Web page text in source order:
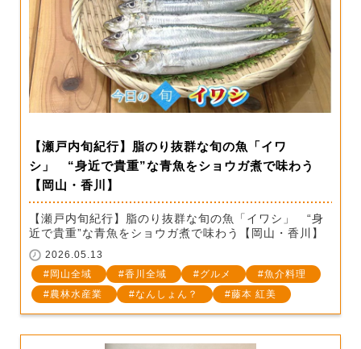
【瀬戸内旬紀行】脂のり抜群な旬の魚「イワ
シ」 “身近で貴重”な青魚をショウガ煮で味わう
【岡山・香川】
【瀬戸内旬紀行】脂のり抜群な旬の魚「イワシ」 “身
近で貴重”な青魚をショウガ煮で味わう【岡山・香川】
2026.05.13
岡山全域
香川全域 グルメ
魚介料理
農林水産業
なんしょん？ 藤本 紅美